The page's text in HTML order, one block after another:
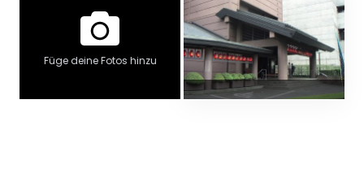
Füge deine Fotos hinzu